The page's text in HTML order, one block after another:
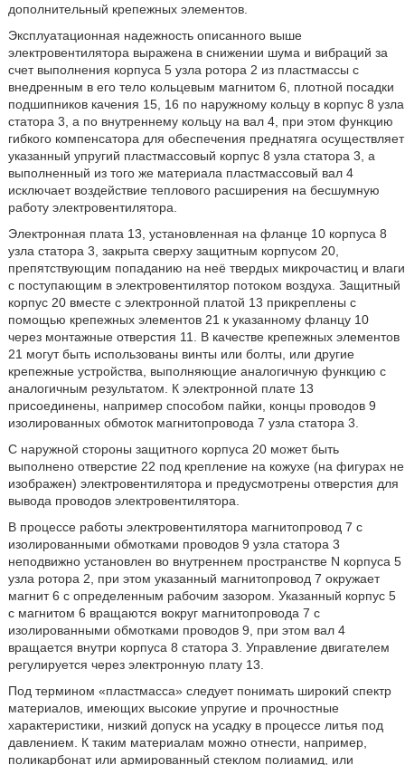
дополнительный крепежных элементов.
Эксплуатационная надежность описанного выше
электровентилятора выражена в снижении шума и вибраций за
счет выполнения корпуса 5 узла ротора 2 из пластмассы с
внедренным в его тело кольцевым магнитом 6, плотной посадки
подшипников качения 15, 16 по наружному кольцу в корпус 8 узла
статора 3, а по внутреннему кольцу на вал 4, при этом функцию
гибкого компенсатора для обеспечения преднатяга осуществляет
указанный упругий пластмассовый корпус 8 узла статора 3, а
выполненный из того же материала пластмассовый вал 4
исключает воздействие теплового расширения на бесшумную
работу электровентилятора.
Электронная плата 13, установленная на фланце 10 корпуса 8
узла статора 3, закрыта сверху защитным корпусом 20,
препятствующим попаданию на неё твердых микрочастиц и влаги
с поступающим в электровентилятор потоком воздуха. Защитный
корпус 20 вместе с электронной платой 13 прикреплены с
помощью крепежных элементов 21 к указанному фланцу 10
через монтажные отверстия 11. В качестве крепежных элементов
21 могут быть использованы винты или болты, или другие
крепежные устройства, выполняющие аналогичную функцию с
аналогичным результатом. К электронной плате 13
присоединены, например способом пайки, концы проводов 9
изолированных обмоток магнитопровода 7 узла статора 3.
С наружной стороны защитного корпуса 20 может быть
выполнено отверстие 22 под крепление на кожухе (на фигурах не
изображен) электровентилятора и предусмотрены отверстия для
вывода проводов электровентилятора.
В процессе работы электровентилятора магнитопровод 7 с
изолированными обмотками проводов 9 узла статора 3
неподвижно установлен во внутреннем пространстве N корпуса 5
узла ротора 2, при этом указанный магнитопровод 7 окружает
магнит 6 с определенным рабочим зазором. Указанный корпус 5
с магнитом 6 вращаются вокруг магнитопровода 7 с
изолированными обмотками проводов 9, при этом вал 4
вращается внутри корпуса 8 статора 3. Управление двигателем
регулируется через электронную плату 13.
Под термином «пластмасса» следует понимать широкий спектр
материалов, имеющих высокие упругие и прочностные
характеристики, низкий допуск на усадку в процессе литья под
давлением. К таким материалам можно отнести, например,
поликарбонат или армированный стеклом полиамид, или